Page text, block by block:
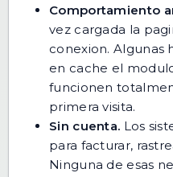
Comportamiento
vez cargada la
conexion. Algunas
en cache el
funcionen
primera visita.
Sin cuenta. Los
para facturar,
Ninguna de esas